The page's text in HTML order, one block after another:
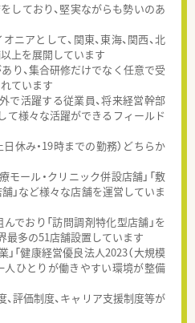
しており、堅実ながらも勢いのあ
アとして、関東、東海、関西、北
上を展開しています
り、集合研修だけでなく任意で受
ています
で活躍する従業員、将来経営幹部
て様々な活躍ができるフィールド
休み・19時までの勤務）どちらか
ール・クリニック併設店舗」「敷
」など様々な店舗を運営していま
でおり「訪問調剤特化型店舗」を
最多の51店舗設置しています
「健康経営優良法人2023（大規模
人ひとりが働きやすい環境が整備
評価制度、キャリア支援制度等が